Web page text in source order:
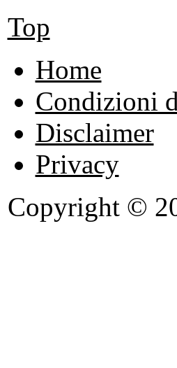
Top
Home
Condizioni
Disclaimer
Privacy
Copyright ©